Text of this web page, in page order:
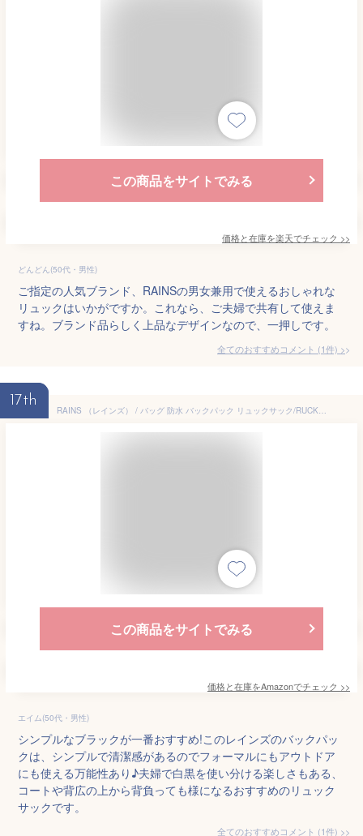
この商品をサイトでみる
価格と在庫を楽天でチェック >>
どんどん(50代・男性)
ご指定の人気ブランド、RAINSの男女兼用で使えるおしゃれな
リュックはいかがですか。これなら、ご夫婦で共有して使えま
すね。ブランド品らしく上品なデザインなので、一押しです。
全てのおすすめコメント (1件) >
17th
RAINS （レインズ） / バッグ 防水 バックパック リュックサック/RUCKSACK - BLACK / 53213-1-04209 99
この商品をサイトでみる
価格と在庫をAmazonでチェック >>
エイム(50代・男性)
シンプルなブラックが一番おすすめ!このレインズのバックパッ
クは、シンプルで清潔感があるのでフォーマルにもアウトドア
にも使える万能性あり♪夫婦で白黒を使い分ける楽しさもある、
コートや背広の上から背負っても様になるおすすめのリュック
サックです。
全てのおすすめコメント (1件) >